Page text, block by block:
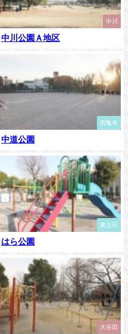
中川
中川公園Ａ地区
西亀有
中道公園
東立石
はら公園
大谷田